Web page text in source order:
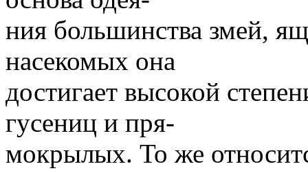
ния большинства змей,
насекомых она
достигает высокой
гусениц и пря-
мокрылых. То же